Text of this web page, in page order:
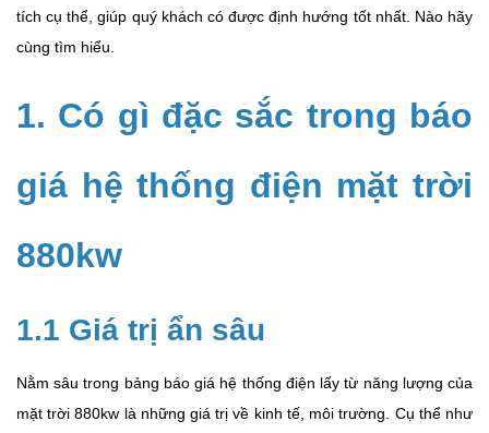
tích cụ thể, giúp quý khách có được định hướng tốt nhất. Nào hãy
cùng tìm hiểu.
1. Có gì đặc sắc trong báo
giá hệ thống điện mặt trời
880kw
1.1 Giá trị ẩn sâu
Nằm sâu trong bảng báo giá hệ thống điện lấy từ năng lượng của
mặt trời 880kw là những giá trị về kinh tế, môi trường. Cụ thể như